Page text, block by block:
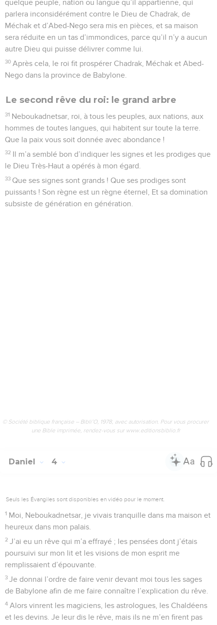
quelque peuple, nation ou langue qu’il appartienne, qui
parlera inconsidérément contre le Dieu de Chadrak, de
Méchak et d’Abed-Nego sera mis en pièces, et sa maison
sera réduite en un tas d’immondices, parce qu’il n’y a aucun
autre Dieu qui puisse délivrer comme lui.
30 Après cela, le roi fit prospérer Chadrak, Méchak et Abed-
Nego dans la province de Babylone.
Le second rêve du roi: le grand arbre
31 Neboukadnetsar, roi, à tous les peuples, aux nations, aux
hommes de toutes langues, qui habitent sur toute la terre.
Que la paix vous soit donnée avec abondance !
32 Il m’a semblé bon d’indiquer les signes et les prodiges que
le Dieu Très-Haut a opérés à mon égard.
33 Que ses signes sont grands ! Que ses prodiges sont
puissants ! Son règne est un règne éternel, Et sa domination
subsiste de génération en génération.
© Société biblique française – Bibli’O, 1978, avec autorisation. Pour vous procurer
une Bible imprimée, rendez-vous sur www.editionsbiblio.fr
Daniel 4
Seuls les Évangiles sont disponibles en vidéo pour le moment.
1 Moi, Neboukadnetsar, je vivais tranquille dans ma maison et
heureux dans mon palais.
2 J’ai eu un rêve qui m’a effrayé ; les pensées dont j’étais
poursuivi sur mon lit et les visions de mon esprit me
remplissaient d’épouvante.
3 Je donnai l’ordre de faire venir devant moi tous les sages
de Babylone afin de me faire connaître l’explication du rêve.
4 Alors vinrent les magiciens, les astrologues, les Chaldéens
et les devins. Je leur dis le rêve, mais ils ne m’en firent pas